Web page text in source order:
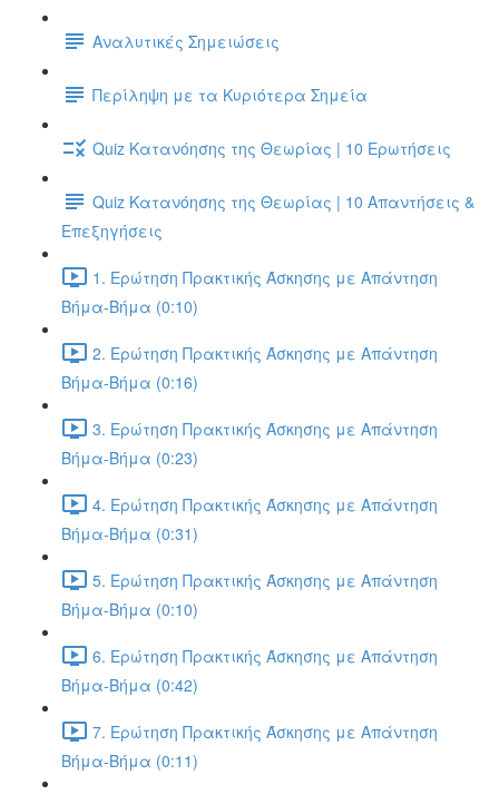
Αναλυτικές Σημειώσεις
Περίληψη με τα Κυριότερα Σημεία
Quiz Κατανόησης της Θεωρίας | 10 Ερωτήσεις
Quiz Κατανόησης της Θεωρίας | 10 Απαντήσεις &
Επεξηγήσεις
1. Ερώτηση Πρακτικής Άσκησης με Απάντηση
Βήμα-Βήμα (0:10)
2. Ερώτηση Πρακτικής Άσκησης με Απάντηση
Βήμα-Βήμα (0:16)
3. Ερώτηση Πρακτικής Άσκησης με Απάντηση
Βήμα-Βήμα (0:23)
4. Ερώτηση Πρακτικής Άσκησης με Απάντηση
Βήμα-Βήμα (0:31)
5. Ερώτηση Πρακτικής Άσκησης με Απάντηση
Βήμα-Βήμα (0:10)
6. Ερώτηση Πρακτικής Άσκησης με Απάντηση
Βήμα-Βήμα (0:42)
7. Ερώτηση Πρακτικής Άσκησης με Απάντηση
Βήμα-Βήμα (0:11)